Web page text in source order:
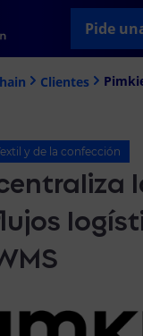
Pide
Clientes
y de la confección